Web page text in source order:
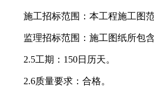
施工招标范围：本工程施工图范
监理招标范围：施工图纸所包含
2.5工期：150日历天。
2.6质量要求：合格。